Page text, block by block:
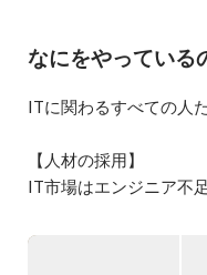
なにをやっている
ITに関わるすべての人
【人材の採用】
IT市場はエンジニア不
人材を採用します。